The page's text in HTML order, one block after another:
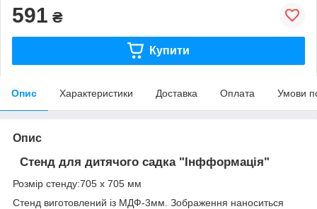
591 ₴
Купити
Опис Характеристики Доставка Оплата Умови
Опис
Стенд для дитячого садка "Інфформація"
Розмір стенду:705 х 705 мм
Стенд виготовлений із МДФ-3мм. Зображення наноситься